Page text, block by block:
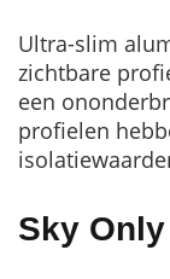
Ultra-slim
zichtbare
een
profielen
Sky